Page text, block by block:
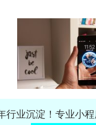
行业沉淀！专业小